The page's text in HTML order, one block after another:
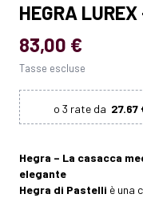
HEGRA
83,00 €
Tasse escluse
27.67
Hegra – La casacca
elegante
Hegra di Pastelli è una